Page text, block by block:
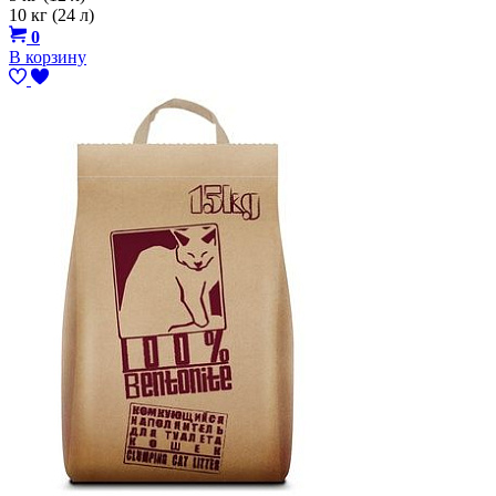
10 кг (24 л)
0
В корзину